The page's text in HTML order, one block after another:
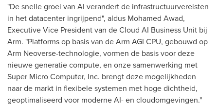
"De snelle groei van AI verandert de infrastructuurvereisten
in het datacenter ingrijpend", aldus Mohamed Awad,
Executive Vice President van de Cloud AI Business Unit bij
Arm. "Platforms op basis van de Arm AGI CPU, gebouwd op
Arm Neoverse-technologie, vormen de basis voor deze
nieuwe generatie compute, en onze samenwerking met
Super Micro Computer, Inc. brengt deze mogelijkheden
naar de markt in flexibele systemen met hoge dichtheid,
geoptimaliseerd voor moderne AI- en cloudomgevingen."